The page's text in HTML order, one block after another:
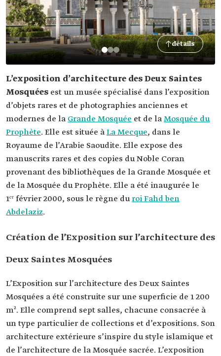
détails
L’exposition d’architecture des Deux Saintes
Mosquées est un musée spécialisé dans l’exposition
d’objets rares et de photographies anciennes et
modernes de la Grande Mosquée et de laMosquée du
Prophète. Elle est située àLa Mecque, dans le
Royaume de l’Arabie Saoudite. Elle expose des
manuscrits rares et des copies du Noble Coran
provenant des bibliothèques de la Grande Mosquée et
de la Mosquée du Prophète. Elle a été inaugurée le
1ᵉʳ février 2000, sous le règne duroi Fahd ben
Abdelaziz.
Création de l’Exposition sur l’architecture des
Deux Saintes Mosquées
L’Exposition sur l’architecture des Deux Saintes
Mosquées a été construite sur une superficie de 1 200
m². Elle comprend sept salles, chacune consacrée à
un type particulier de collections et d’expositions. Son
architecture extérieure s’inspire du style islamique et
de l’architecture de la Mosquée sacrée. L’exposition